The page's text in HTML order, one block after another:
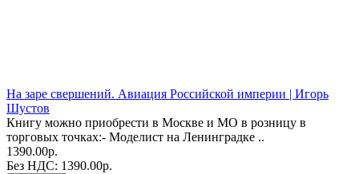
На заре свершений. Авиация Российской империи | Игорь
Шустов
Книгу можно приобрести в Москве и МО в розницу в
торговых точках:- Моделист на Ленинградке ..
1390.00р.
Без НДС: 1390.00р.